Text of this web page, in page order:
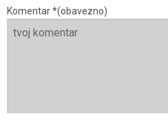
Komentar *(obavezno)